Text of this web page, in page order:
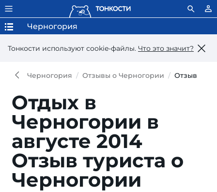
Тонкости используют сookie-файлы. Что это значит?
Черногория
Черногория Отзывы о Черногории Отзыв
Отдых в
Черногории в
августе 2014
Отзыв туриста о
Черногории